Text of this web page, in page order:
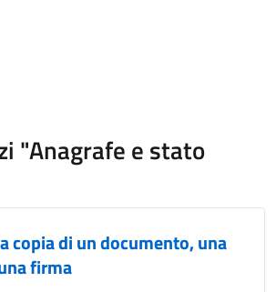
"Anagrafe e stato
copia di un documento, una
firma